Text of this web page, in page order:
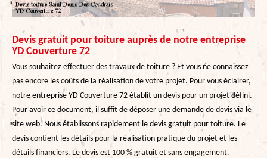
Devis gratuit pour toiture auprès de notre entreprise
YD Couverture 72
Vous souhaitez effectuer des travaux de toiture ? Et vous ne connaissez
pas encore les coûts de la réalisation de votre projet. Pour vous éclairer,
notre entreprise YD Couverture 72 établit un devis pour un projet défini.
Pour avoir ce document, il suffit de déposer une demande de devis via le
site web. Nous établissons rapidement le devis gratuit pour toiture. Le
devis contient les détails pour la réalisation pratique du projet et les
détails financiers. Le devis est 100 % gratuit et sans engagement.